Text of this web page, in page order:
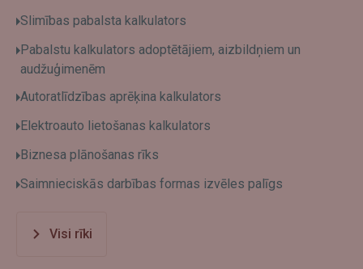
Slimības pabalsta kalkulators
Pabalstu kalkulators adoptētājiem, aizbildņiem un
audžuģimenēm
Autoratlīdzības aprēķina kalkulators
Elektroauto lietošanas kalkulators
Biznesa plānošanas rīks
Saimnieciskās darbības formas izvēles palīgs
Visi rīki